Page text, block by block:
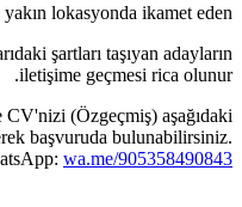
lokasyonda ikamet eden.
şartları taşıyan adayların
iletişime geçmesi rica olunur.
(Özgeçmiş) aşağıdaki
başvuruda bulunabilirsiniz.
wa.me/905358490843